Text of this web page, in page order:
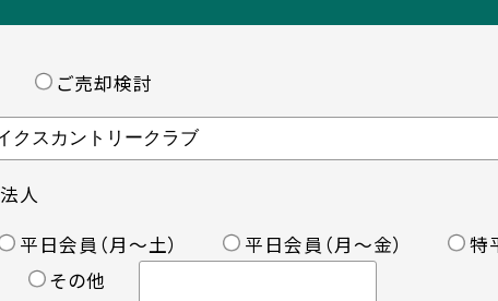
ご売却検討
法人
平日会員（月〜土） 平日会員（月〜金）
特
その他